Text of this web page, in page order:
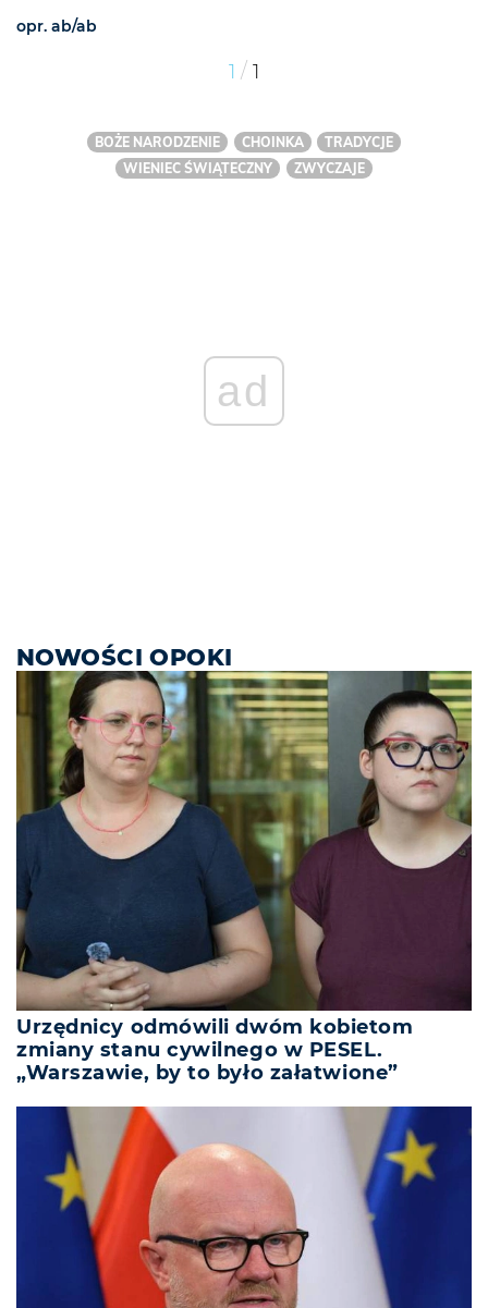
opr. ab/ab
1 / 1
BOŻE NARODZENIE CHOINKA
TRADYCJE
WIENIEC ŚWIĄTECZNY
ZWYCZAJE
ad
NOWOŚCI OPOKI
Urzędnicy odmówili dwóm kobietom
zmiany stanu cywilnego w PESEL.
„Warszawie, by to było załatwione”